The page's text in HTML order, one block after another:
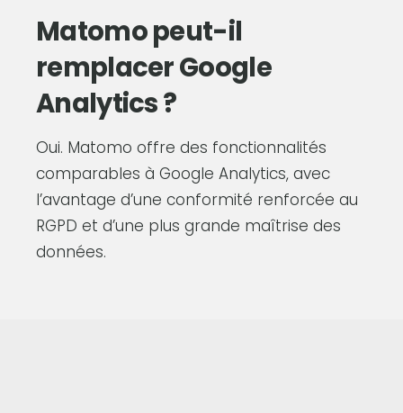
Matomo peut-il
remplacer Google
Analytics ?
Oui. Matomo offre des fonctionnalités
comparables à Google Analytics, avec
l’avantage d’une conformité renforcée au
RGPD et d’une plus grande maîtrise des
données.